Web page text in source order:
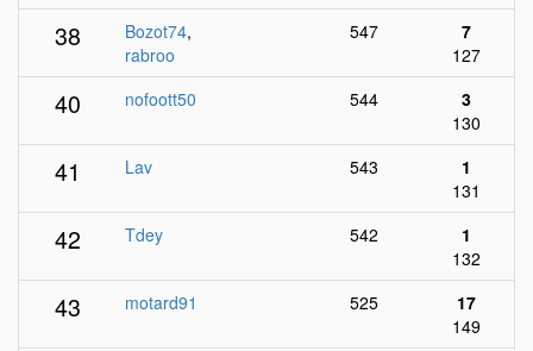
38 Bozot74,
rabroo
547
7
127
40 nofoott50 544
3
130
41 Lav 543
1
131
42 Tdey 542
1
132
43 motard91 525
17
149